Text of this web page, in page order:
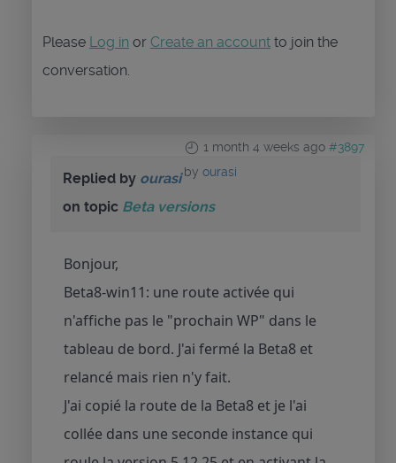
Please Log in or Create an account to join the
conversation.
1 month 4 weeks ago #3897
by ourasi
Replied by ourasi
on topic Beta versions
Bonjour,
Beta8-win11: une route activée qui
n'affiche pas le "prochain WP" dans le
tableau de bord. J'ai fermé la Beta8 et
relancé mais rien n'y fait.
J'ai copié la route de la Beta8 et je l'ai
collée dans une seconde instance qui